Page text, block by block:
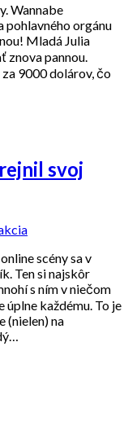
Wannabe
pohlavného orgánu
Mladá Julia
znova pannou.
9000 dolárov, čo
svoj
scény sa v
Ten si najskôr
s ním v niečom
úplne každému. To je
(nielen) na